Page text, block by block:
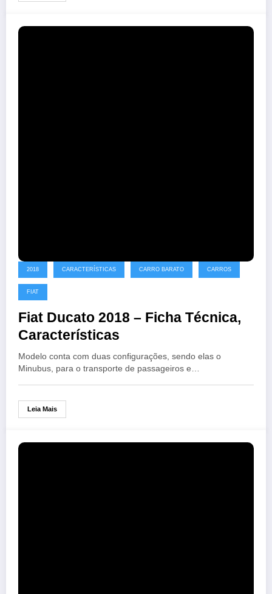
2018 CARACTERÍSTICAS CARRO BARATO CARROS
FIAT
Fiat Ducato 2018 – Ficha Técnica,
Características
Modelo conta com duas configurações, sendo elas o
Minubus, para o transporte de passageiros e…
Leia Mais